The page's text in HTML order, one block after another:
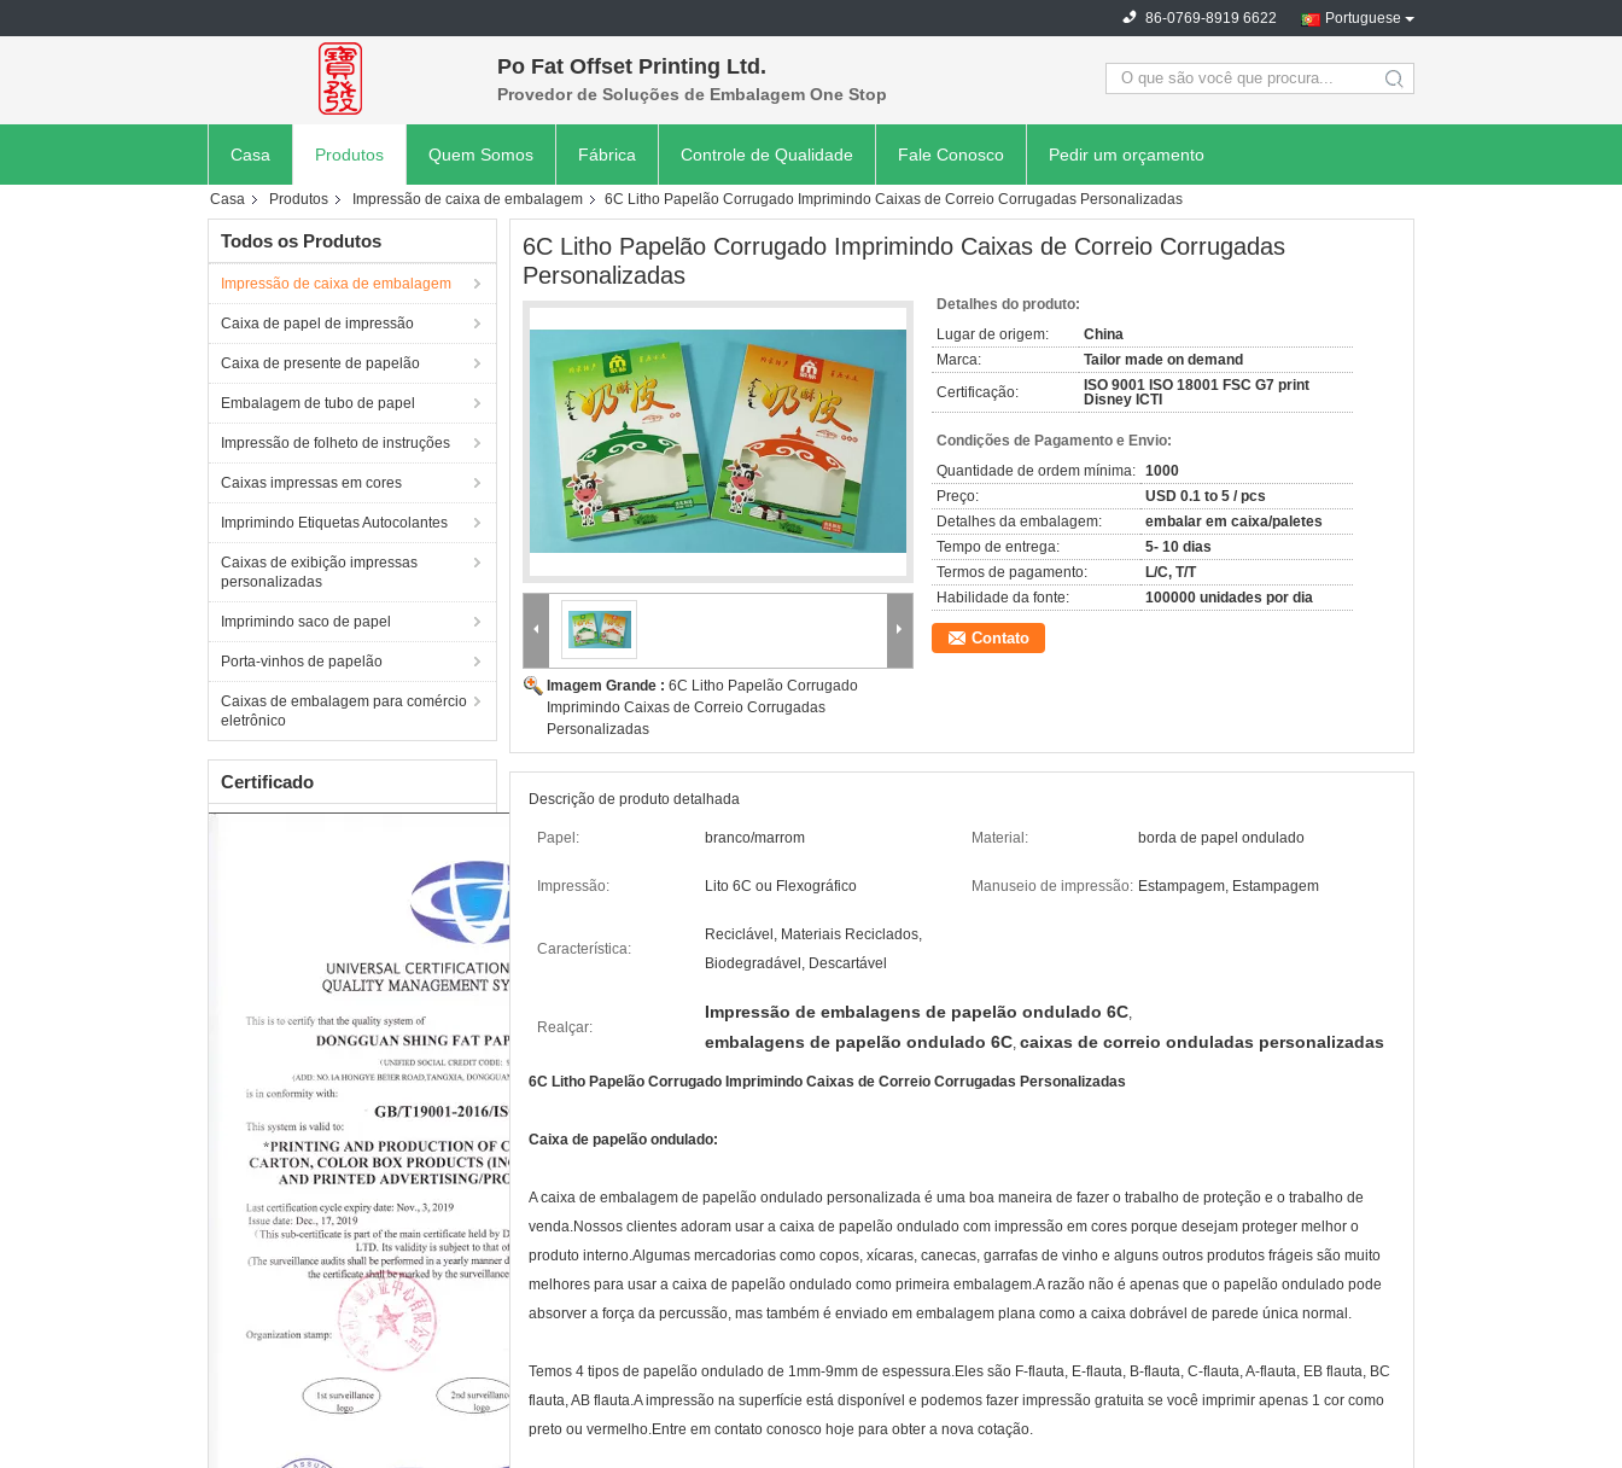
Portuguese
86-0769-8919 6622
Po Fat Offset Printing Ltd.
Provedor de Soluções de Embalagem One Stop search
Casa Produtos Quem Somos Fábrica Controle de Qualidade Fale Conosco Pedir um orçamento
Casa Produtos Impressão de caixa de embalagem 6C Litho Papelão Corrugado Imprimindo Caixas de Correio Corrugadas Personalizadas
Todos os Produtos
Impressão de caixa de embalagem
Caixa de papel de impressão
Caixa de presente de papelão
Embalagem de tubo de papel
Impressão de folheto de instruções
Caixas impressas em cores
Imprimindo Etiquetas Autocolantes
Caixas de exibição impressas
personalizadas
Imprimindo saco de papel
Porta-vinhos de papelão
Caixas de embalagem para comércio
eletrônico
Certificado
6C Litho Papelão Corrugado Imprimindo Caixas de Correio Corrugadas
Personalizadas
Imagem Grande : 6C Litho Papelão Corrugado
Imprimindo Caixas de Correio Corrugadas
Personalizadas
Detalhes do produto:
Lugar de origem:
China
Marca:
Tailor made on demand
Certificação:
ISO 9001 ISO 18001 FSC G7 print
Disney ICTI
Condições de Pagamento e Envio:
Quantidade de ordem mínima: 1000
Preço:
USD 0.1 to 5 / pcs
Detalhes da embalagem:
embalar em caixa/paletes
Tempo de entrega:
5- 10 dias
Termos de pagamento:
L/C, T/T
Habilidade da fonte:
100000 unidades por dia
Contato
Descrição de produto detalhada
Papel: branco/marrom Material: borda de papel ondulado
Impressão: Lito 6C ou Flexográfico Manuseio de impressão: Estampagem, Estampagem
Característica:
Reciclável, Materiais Reciclados,
Biodegradável, Descartável
Realçar:
Impressão de embalagens de papelão ondulado 6C,
embalagens de papelão ondulado 6C, caixas de correio onduladas personalizadas
6C Litho Papelão Corrugado Imprimindo Caixas de Correio Corrugadas Personalizadas
Caixa de papelão ondulado:
A caixa de embalagem de papelão ondulado personalizada é uma boa maneira de fazer o trabalho de proteção e o trabalho de
venda.Nossos clientes adoram usar a caixa de papelão ondulado com impressão em cores porque desejam proteger melhor o
produto interno.Algumas mercadorias como copos, xícaras, canecas, garrafas de vinho e alguns outros produtos frágeis são muito
melhores para usar a caixa de papelão ondulado como primeira embalagem.A razão não é apenas que o papelão ondulado pode
absorver a força da percussão, mas também é enviado em embalagem plana como a caixa dobrável de parede única normal.
Temos 4 tipos de papelão ondulado de 1mm-9mm de espessura.Eles são F-flauta, E-flauta, B-flauta, C-flauta, A-flauta, EB flauta, BC
flauta, AB flauta.A impressão na superfície está disponível e podemos fazer impressão gratuita se você imprimir apenas 1 cor como
preto ou vermelho.Entre em contato conosco hoje para obter a nova cotação.